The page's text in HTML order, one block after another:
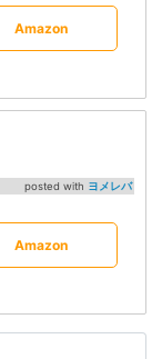
Amazon
posted with ヨメレバ
Amazon